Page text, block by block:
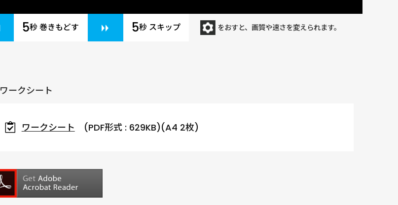
5秒 巻きもどす 5秒 スキップ をおすと、画質や速さを変えられます。
ワークシート
ワークシート (PDF形式 : 629KB)(A4 2枚)